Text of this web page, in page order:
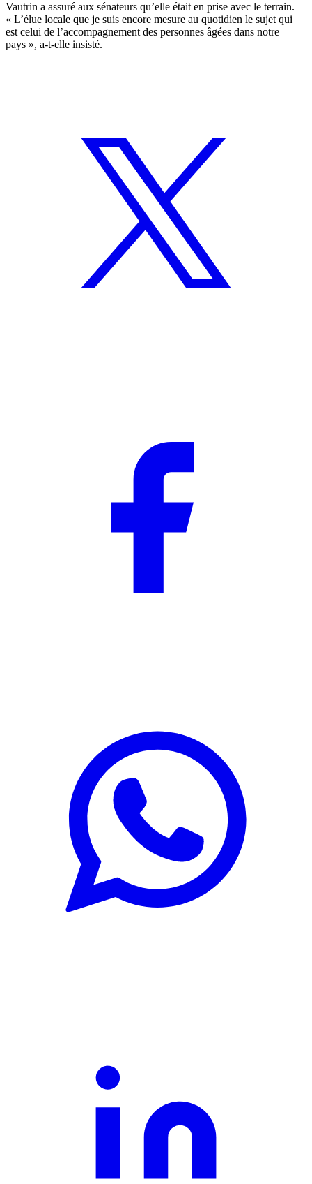
Vautrin a assuré aux sénateurs qu’elle était en prise avec le terrain.
« L’élue locale que je suis encore mesure au quotidien le sujet qui
est celui de l’accompagnement des personnes âgées dans notre
pays », a-t-elle insisté.